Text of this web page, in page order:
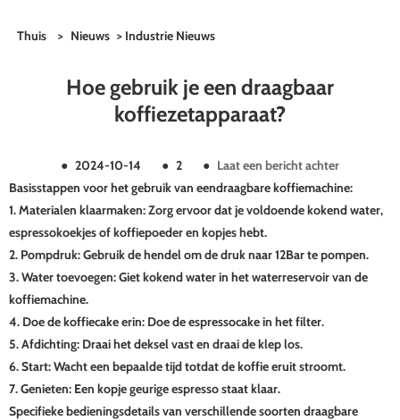
Thuis > Nieuws > Industrie Nieuws
Hoe gebruik je een draagbaar
koffiezetapparaat?
● 2024-10-14 ● 2 ● Laat een bericht achter
‌Basisstappen voor het gebruik van eendraagbare koffiemachine‌:
‌1. Materialen klaarmaken‌: Zorg ervoor dat je voldoende kokend water,
espressokoekjes of koffiepoeder en kopjes hebt.
2. Pompdruk‌: Gebruik de hendel om de druk naar 12Bar te pompen.
‌3. Water toevoegen‌: Giet kokend water in het waterreservoir van de
koffiemachine.
4. Doe de koffiecake‌ erin: Doe de espressocake in het filter.
5. Afdichting‌: Draai het deksel vast en draai de klep los.
6. Start‌: Wacht een bepaalde tijd totdat de koffie eruit stroomt.
7. Genieten‌: Een kopje geurige espresso staat klaar.
Specifieke bedieningsdetails van verschillende soorten draagbare